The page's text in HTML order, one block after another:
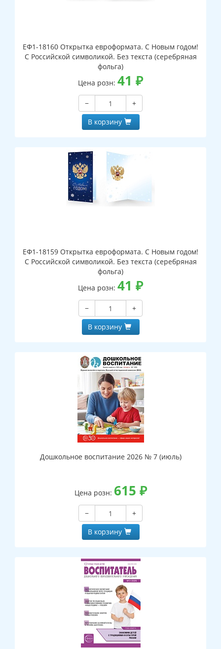
ЕФ1-18160 Открытка евроформата. С Новым годом!
С Российской символикой. Без текста (серебряная
фольга)
Цена розн: 41 ₽
−
+
В корзину
ЕФ1-18159 Открытка евроформата. С Новым годом!
С Российской символикой. Без текста (серебряная
фольга)
Цена розн: 41 ₽
−
+
В корзину
Дошкольное воспитание 2026 № 7 (июль)
Цена розн: 615 ₽
−
+
В корзину